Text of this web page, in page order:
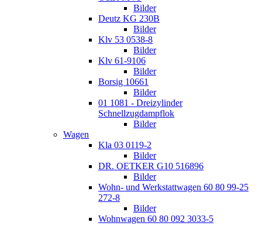
Bilder
Deutz KG 230B
Bilder
Klv 53 0538-8
Bilder
Klv 61-9106
Bilder
Borsig 10661
Bilder
01 1081 - Dreizylinder
Schnellzugdampflok
Bilder
Wagen
Kla 03 0119-2
Bilder
DR. OETKER G10 516896
Bilder
Wohn- und Werkstattwagen 60 80 99-25
272-8
Bilder
Wohnwagen 60 80 092 3033-5